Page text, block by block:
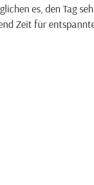
es, den Tag
Zeit für